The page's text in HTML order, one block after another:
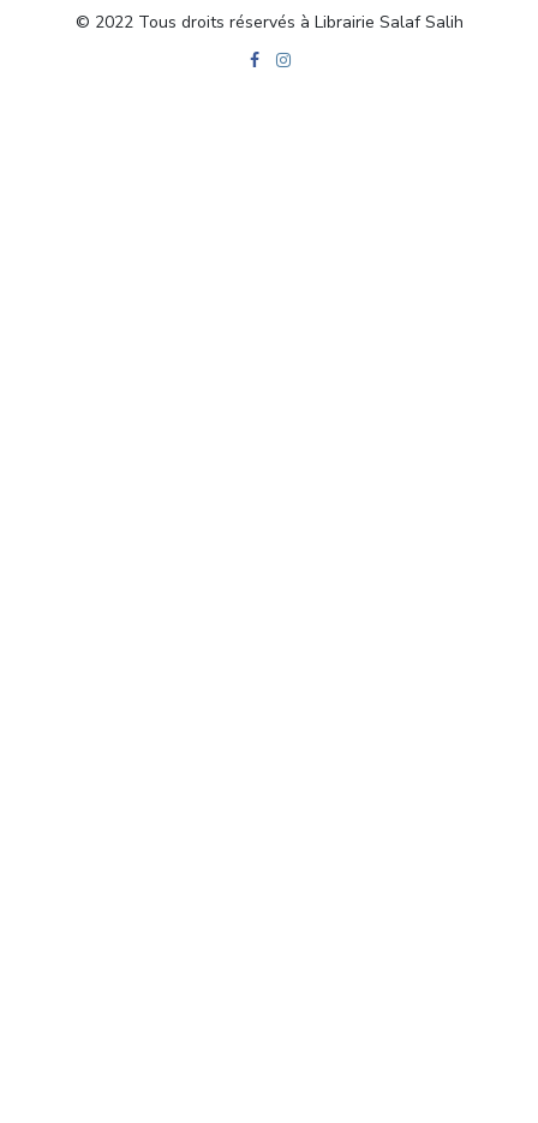
© 2022 Tous droits réservés à Librairie Salaf Salih